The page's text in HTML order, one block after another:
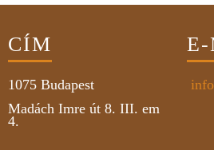
CÍM
1075 Budapest
Madách Imre út 8. III. em
4.